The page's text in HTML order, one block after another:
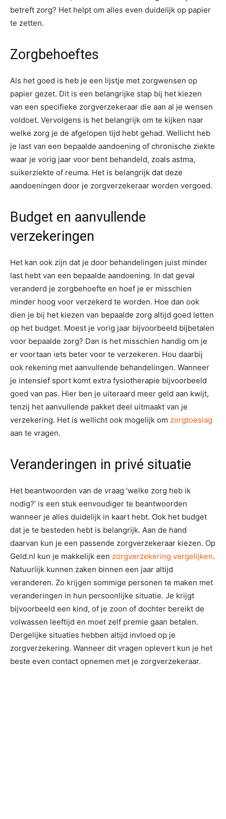
betreft zorg? Het helpt om alles even duidelijk op papier
te zetten.
Zorgbehoeftes
Als het goed is heb je een lijstje met zorgwensen op
papier gezet. Dit is een belangrijke stap bij het kiezen
van een specifieke zorgverzekeraar die aan al je wensen
voldoet. Vervolgens is het belangrijk om te kijken naar
welke zorg je de afgelopen tijd hebt gehad. Wellicht heb
je last van een bepaalde aandoening of chronische ziekte
waar je vorig jaar voor bent behandeld, zoals astma,
suikerziekte of reuma. Het is belangrijk dat deze
aandoeningen door je zorgverzekeraar worden vergoed.
Budget en aanvullende
verzekeringen
Het kan ook zijn dat je door behandelingen juist minder
last hebt van een bepaalde aandoening. In dat geval
veranderd je zorgbehoefte en hoef je er misschien
minder hoog voor verzekerd te worden. Hoe dan ook
dien je bij het kiezen van bepaalde zorg altijd goed letten
op het budget. Moest je vorig jaar bijvoorbeeld bijbetalen
voor bepaalde zorg? Dan is het misschien handig om je
er voortaan iets beter voor te verzekeren. Hou daarbij
ook rekening met aanvullende behandelingen. Wanneer
je intensief sport komt extra fysiotherapie bijvoorbeeld
goed van pas. Hier ben je uiteraard meer geld aan kwijt,
tenzij het aanvullende pakket deel uitmaakt van je
verzekering. Het is wellicht ook mogelijk om zorgtoeslag
aan te vragen.
Veranderingen in privé situatie
Het beantwoorden van de vraag ‘welke zorg heb ik
nodig?’ is een stuk eenvoudiger te beantwoorden
wanneer je alles duidelijk in kaart hebt. Ook het budget
dat je te besteden hebt is belangrijk. Aan de hand
daarvan kun je een passende zorgverzekeraar kiezen. Op
Geld.nl kun je makkelijk een zorgverzekering vergelijken.
Natuurlijk kunnen zaken binnen een jaar altijd
veranderen. Zo krijgen sommige personen te maken met
veranderingen in hun persoonlijke situatie. Je krijgt
bijvoorbeeld een kind, of je zoon of dochter bereikt de
volwassen leeftijd en moet zelf premie gaan betalen.
Dergelijke situaties hebben altijd invloed op je
zorgverzekering. Wanneer dit vragen oplevert kun je het
beste even contact opnemen met je zorgverzekeraar.